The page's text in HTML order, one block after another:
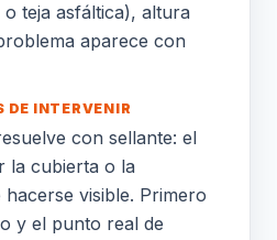
teja asfáltica), altura
aparece con
DE INTERVENIR
con sellante: el
la cubierta o la
visible. Primero
y el punto real de